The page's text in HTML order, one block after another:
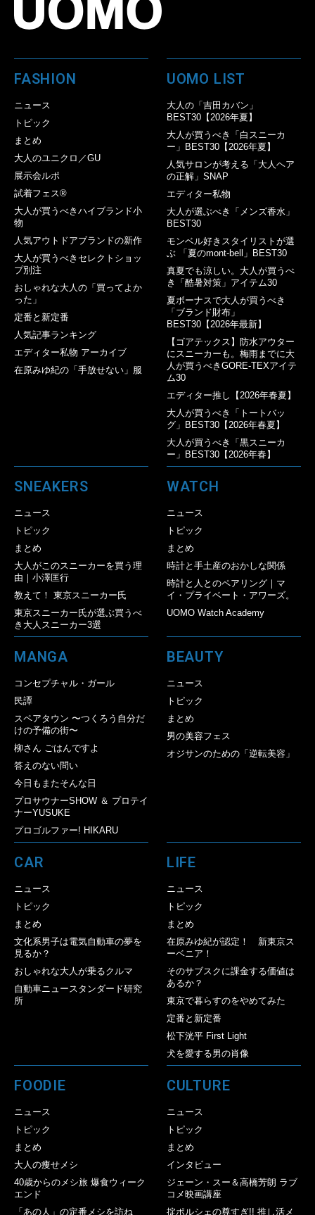
FASHION
ニュース
トピック
まとめ
大人のユニクロ／GU
展示会ルポ
試着フェス®︎
大人が買うべきハイブランド小
物
人気アウトドアブランドの新作
大人が買うべきセレクトショッ
プ別注
おしゃれな大人の「買ってよか
った」
定番と新定番
人気記事ランキング
エディター私物 アーカイブ
在原みゆ紀の「手放せない」服
UOMO LIST
大人の「吉田カバン」
BEST30【2026年夏】
大人が買うべき「白スニーカ
ー」BEST30【2026年夏】
人気サロンが考える「大人ヘア
の正解」SNAP
エディター私物
大人が選ぶべき「メンズ香水」
BEST30
モンベル好きスタイリストが選
ぶ 「夏のmont-bell」BEST30
真夏でも涼しい。大人が買うべ
き「酷暑対策」アイテム30
夏ボーナスで大人が買うべき
「ブランド財布」
BEST30【2026年最新】
【ゴアテックス】防水アウター
にスニーカーも。梅雨までに大
人が買うべきGORE-TEXアイテ
ム30
エディター推し【2026年春夏】
大人が買うべき「トートバッ
グ」BEST30【2026年春夏】
大人が買うべき「黒スニーカ
ー」BEST30【2026年春】
SNEAKERS
ニュース
トピック
まとめ
大人がこのスニーカーを買う理
由｜小澤匡行
教えて！ 東京スニーカー氏
東京スニーカー氏が選ぶ買うべ
き大人スニーカー3選
WATCH
ニュース
トピック
まとめ
時計と手土産のおかしな関係
時計と人とのペアリング｜マ
イ・プライベート・アワーズ。
UOMO Watch Academy
MANGA
コンセプチャル・ガール
民譚
スペアタウン 〜つくろう自分だ
けの予備の街〜
柳さん ごはんですよ
答えのない問い
今日もまたそんな日
プロサウナーSHOW ＆ プロテイ
ナーYUSUKE
プロゴルファー! HIKARU
BEAUTY
ニュース
トピック
まとめ
男の美容フェス
オジサンのための「逆転美容」
CAR
ニュース
トピック
まとめ
文化系男子は電気自動車の夢を
見るか？
おしゃれな大人が乗るクルマ
自動車ニュースタンダード研究
所
LIFE
ニュース
トピック
まとめ
在原みゆ紀が認定！ 新東京ス
ーベニア！
そのサブスクに課金する価値は
あるか？
東京で暮らすのをやめてみた
定番と新定番
松下洸平 First Light
犬を愛する男の肖像
FOODIE
ニュース
トピック
まとめ
大人の痩せメシ
40歳からのメシ旅 爆食ウィーク
エンド
「あの人」の定番メシを訪ね
CULTURE
ニュース
トピック
まとめ
インタビュー
ジェーン・スー＆高橋芳朗 ラブ
コメ映画講座
掟ポルシェの尊すぎ!! 推し活メ